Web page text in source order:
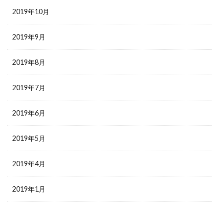
2019年10月
2019年9月
2019年8月
2019年7月
2019年6月
2019年5月
2019年4月
2019年1月